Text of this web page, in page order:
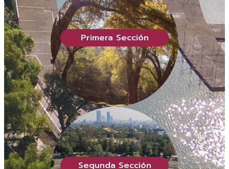
Primera Sección
Segunda Sección